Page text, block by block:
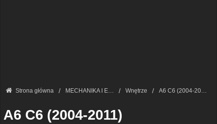
Strona główna MECHANIKA I ELEKTRONIKA — FORUM TECHNICZNE Wnętrze A6 C6 (2004-2011)
A6 C6 (2004-2011)